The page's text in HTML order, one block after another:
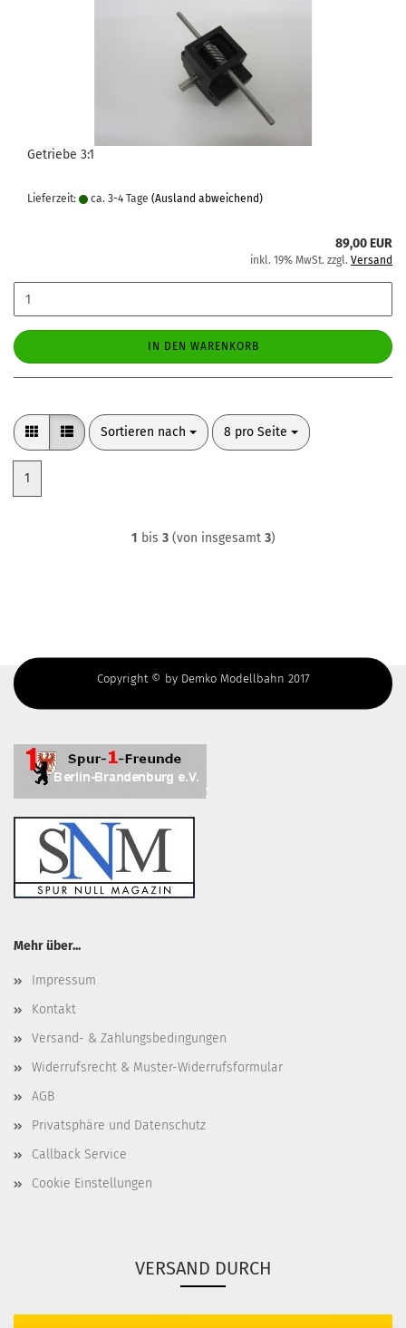
Getriebe 3:1
Lieferzeit: ca. 3-4 Tage (Ausland abweichend)
89,00 EUR
inkl. 19% MwSt. zzgl. Versand
IN DEN WARENKORB
Sortieren nach
Sortieren nach 8 pro Seite
pro Seite
1
1 bis 3(von insgesamt 3)
Copyright © by Demko Modellbahn 2017
Mehr über...
Impressum
Kontakt
Versand- & Zahlungsbedingungen
Widerrufsrecht & Muster-Widerrufsformular
AGB
Privatsphäre und Datenschutz
Callback Service
Cookie Einstellungen
VERSAND DURCH